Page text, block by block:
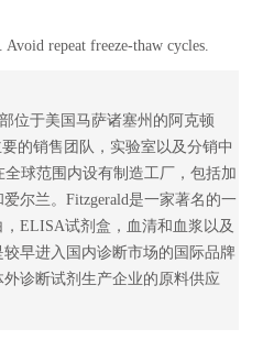
repeat freeze-thaw cycles.
位于美国马萨诸塞州的阿克顿
要的销售团队，实验室以及分销中
全球范围内设有制造工厂，包括加
尔兰。Fitzgerald是一家著名的一
ELISA试剂盒，血清和血浆以及
早进入国内诊断市场的国际品牌
诊断试剂生产企业的原料供应